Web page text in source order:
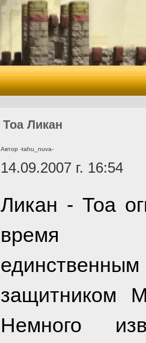
Тоа Ликан
Автор -tahu_nuva-
14.09.2007 г. 16:54
Ликан - Тоа
единственным
защитником
Немного